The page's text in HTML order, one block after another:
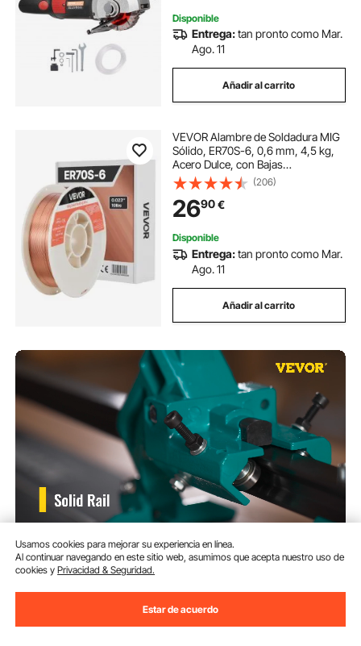
Disponible
Entrega:tan pronto como Mar.
Ago. 11
Añadir al carrito
VEVOR Alambre de Soldadura MIG
Sólido, ER70S-6, 0,6 mm, 4,5 kg,
Acero Dulce, con Bajas
Salpicaduras y Alto Contenido de
Desoxidantes para Soldadura con
Protección de Gas en Todas las
Posiciones
(206)
2690€
Disponible
Entrega:tan pronto como Mar.
Ago. 11
Añadir al carrito
VEVOR Máquina de Cortar
Azulejos Profesional 1200mm
Corte 35-1200 mm Cortadora de
Piso Laminado Espesor de Corte
129
Usamos cookies para mejorar su experiencia en línea.
Al continuar navegando en este sitio web, asumimos que acepta nuestro uso de
cookies yPrivacidad & Seguridad.
Estar de acuerdo